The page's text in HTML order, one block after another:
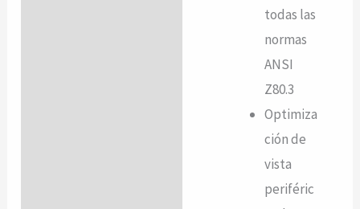
todas las
normas
ANSI
Z80.3
Optimiza
ción de
vista
periféric